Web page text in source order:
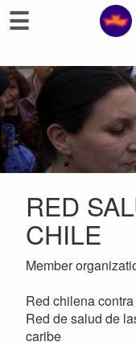
☰
RED
CHILE
Member
Red chilena
Red de salud de
caribe